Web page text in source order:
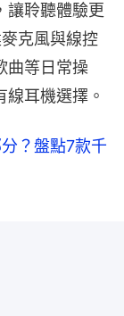
讓聆聽體驗更
克風與線控
曲等日常操
耳機選擇。
？盤點7款千